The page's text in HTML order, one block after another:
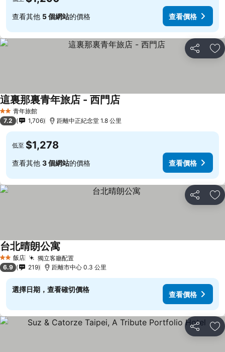
查看其他 5 個網站的價格 查看價格
分享 加
2 星級青年旅館
這裏那裏青年旅店 - 西門店
7.2 1,706 距離中正紀念堂 1.8 公里
低至 $1,278
查看其他 3 個網站的價格 查看價格
分享 加
2 星級飯店 獨立客廳配置
台北晴朗公寓
6.9 219 距離市中心 0.3 公里
選擇日期，查看確切價格
查看價格
分享 加